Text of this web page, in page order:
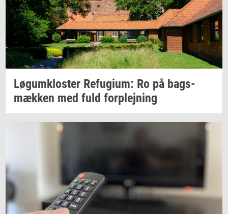
Løgum­klo­ster Re­fu­gi­um: Ro på bags­
mæk­ken med fuld for­plej­ning